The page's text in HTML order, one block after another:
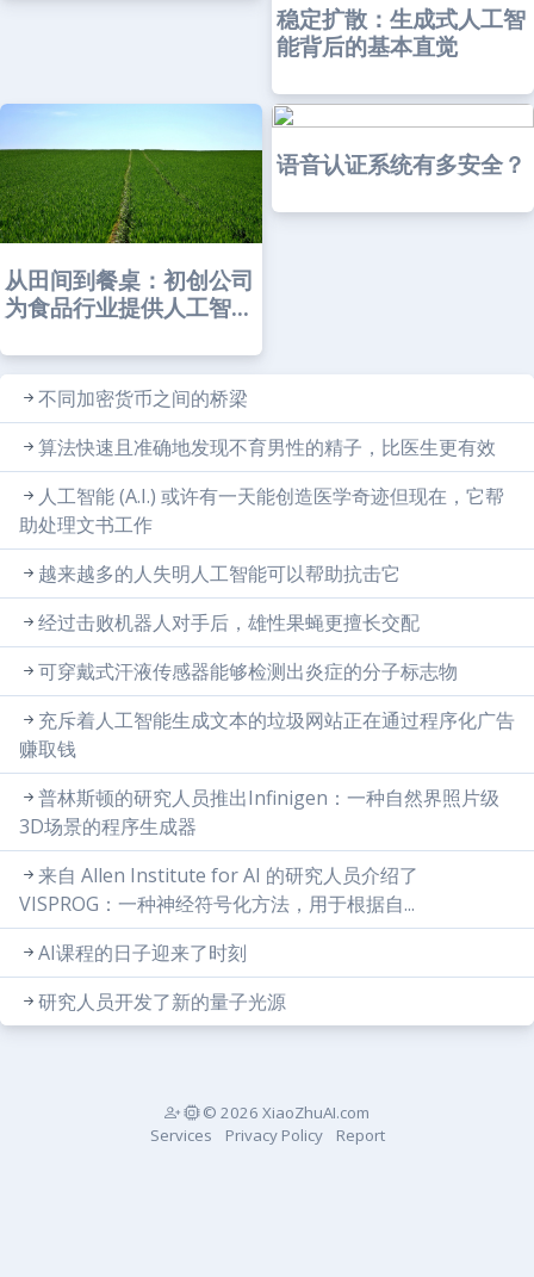
稳定扩散：生成式人工智
能背后的基本直觉
从田间到餐桌：初创公司
为食品行业提供人工智...
语音认证系统有多安全？
不同加密货币之间的桥梁
算法快速且准确地发现不育男性的精子，比医生更有效
人工智能 (A.I.) 或许有一天能创造医学奇迹但现在，它帮
助处理文书工作
越来越多的人失明人工智能可以帮助抗击它
经过击败机器人对手后，雄性果蝇更擅长交配
可穿戴式汗液传感器能够检测出炎症的分子标志物
充斥着人工智能生成文本的垃圾网站正在通过程序化广告
赚取钱
普林斯顿的研究人员推出Infinigen：一种自然界照片级
3D场景的程序生成器
来自 Allen Institute for AI 的研究人员介绍了
VISPROG：一种神经符号化方法，用于根据自...
AI课程的日子迎来了时刻
研究人员开发了新的量子光源
© 2026 XiaoZhuAI.com
Services
Privacy Policy Report